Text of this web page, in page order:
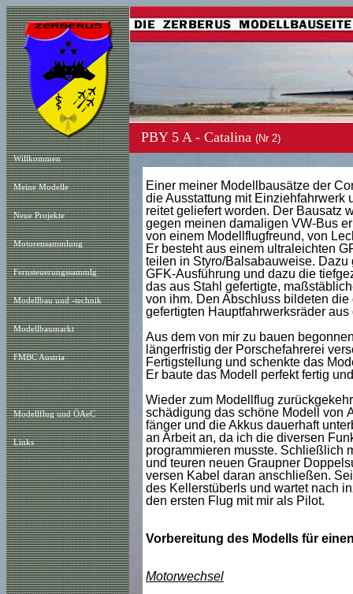
Willkommen
Meine Modelle
Neue Projekte
Motorensammlung
Fernsteuerungssammlg
Modellbau und -technik
Modellbaumarkt
FMBC Austria
Modellflug und ÖAeC
Links
PBY 5 A - Catalina (Nr 2)
Einer meiner Modellbausätze der
die Ausstattung mit Einziehfahrwerk
reitet geliefert worden. Der Bausatz
gegen meinen damaligen VW-Bus
von einem Modellflugfreund, von
Er besteht aus einem ultraleichten
teilen in Styro/Balsabauweise.
GFK-Ausführung und dazu die
das aus Stahl gefertigte,
von ihm. Den Abschluss bildeten
gefertigten Hauptfahrwerksräder
Aus dem von mir zu bauen
längerfristig der Porschefahrerei
Fertigstellung und schenkte das
Er baute das Modell perfekt fertig
Wieder zum Modellflug
schädigung das schöne Modell von
fänger und die Akkus dauerhaft
an Arbeit an, da ich die diversen
programmieren musste. Schließlich
und teuren neuen Graupner
versen Kabel daran anschließen.
des Kellerstüberls und wartet nach
den ersten Flug mit mir als Pilot.
Vorbereitung des Modells
Motorwechsel